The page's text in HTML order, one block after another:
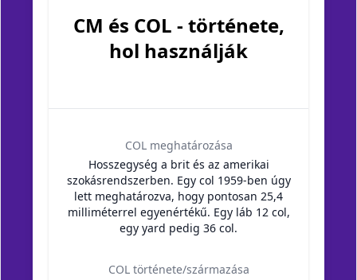
CM és COL - története,
hol használják
COL meghatározása
Hosszegység a brit és az amerikai
szokásrendszerben. Egy col 1959-ben úgy
lett meghatározva, hogy pontosan 25,4
milliméterrel egyenértékű. Egy láb 12 col,
egy yard pedig 36 col.
COL története/származása